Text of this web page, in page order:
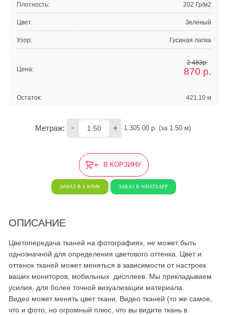
Плотность: 202 Гр/м2
Цвет: Зеленый
Узор: Гусиная лапка
Цена:
2 483р.
870 р.
Остаток: 421.10 м
Метраж: - + 1 305.00 р. (за 1.50 м)
В КОРЗИНУ
ЗАКАЗ В 1 КЛИК ЗАКАЗ В WHATSAPP
ОПИСАНИЕ
Цветопередача тканей на фотографиях, не может быть
однозначной для определения цветового оттенка. Цвет и
оттенок тканей может меняться в зависимости от настроек
ваших мониторов, мобильных дисплеев. Мы прикладываем
усилия, для более точной визуализации материала.
Видео может менять цвет ткани. Видео тканей (то же самое,
что и фото, но огромный плюс, что вы видите ткань в